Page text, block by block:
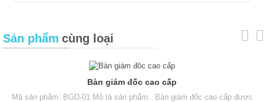
Sản phẩm cùng loại
Bàn giám đốc cao cấp
Mã sản phẩm: BGD-01 Mô tả sản phẩm: Bàn giám đốc cao cấp được